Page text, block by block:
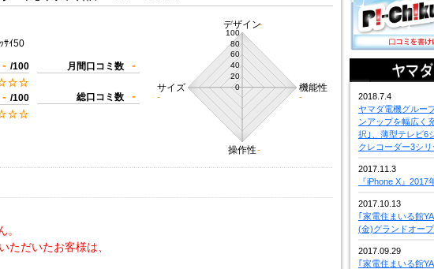
ｻｲ50
- /100
- /100
月間口コミ数 -
総口コミ数 -
0
20
40
60
80
100
デザイン-
機能性
-
操作性-
サイズ
-
ただいたお客様は、
2018.7.4
ヤマダ電機グルー
ンアップを幅広く
択｣、薄型テレビ6
クレコーダー3シ
2017.11.3
『iPhone X』2017
2017.10.13
｢家電住まいる館
(金)グランドオープ
2017.09.29
｢家電住まいる館